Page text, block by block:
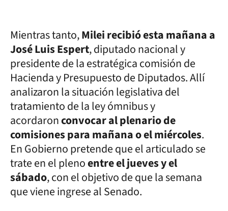
Mientras tanto,Milei recibió esta mañana a
José Luis Espert, diputado nacional y
presidente de la estratégica comisión de
Hacienda y Presupuesto de Diputados. Allí
analizaron la situación legislativa del
tratamiento de la ley ómnibus y
acordaronconvocar al plenario de
comisiones para mañana o el miércoles.
En Gobierno pretende que el articulado se
trate en el plenoentre el jueves y el
sábado, con el objetivo de que la semana
que viene ingrese al Senado.